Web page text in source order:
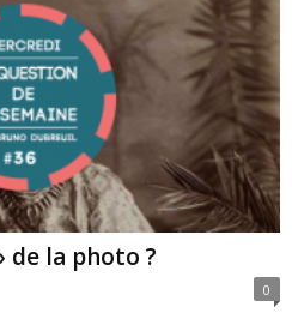
de la photo ?
0